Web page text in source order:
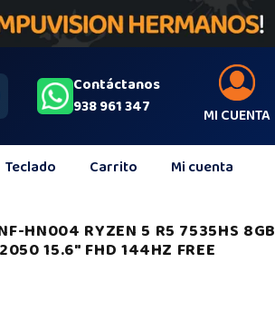
Contáctanos
938 961 347
MI CUENTA
Teclado Carrito Mi cuenta
HN004 RYZEN 5 R5 7535HS 8GB
15.6″ FHD 144HZ FREE